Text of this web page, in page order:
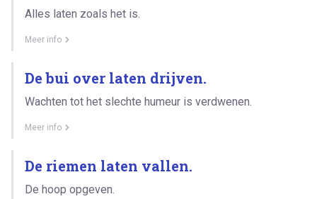
Alles laten zoals het is.
Meer info
De bui over laten drijven.
Wachten tot het slechte humeur is verdwenen.
Meer info
De riemen laten vallen.
De hoop opgeven.